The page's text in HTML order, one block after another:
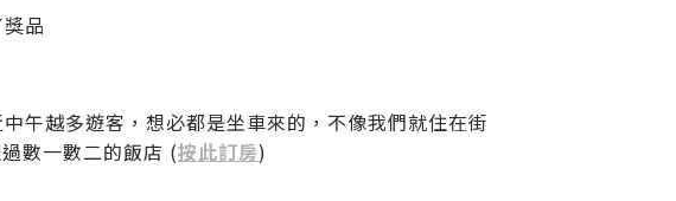
品
午越多遊客，想必都是坐車來的，不像我們就住在街
數一數二的飯店 (按此訂房)